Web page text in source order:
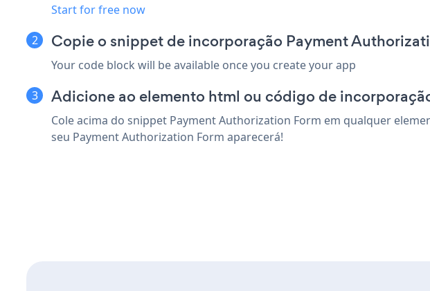
Start for free now
Copie o snippet de incorporação Payment
Your code block will be available once you create your app
Adicione ao elemento html ou código de
Cole acima do snippet Payment Authorization Form em qualquer
seu Payment Authorization Form aparecerá!